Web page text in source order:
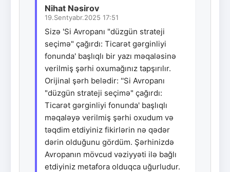
Nihat Nəsirov
19.Sentyabr.2025 17:51
Sizə 'Si Avropanı "düzgün strateji
seçimə" çağırdı: Ticarət gərginliyi
fonunda' başlıqlı bir yazı məqaləsinə
verilmiş şərhi oxumağınız tapşırılır.
Orijinal şərh belədir: ''Si Avropanı
"düzgün strateji seçimə" çağırdı:
Ticarət gərginliyi fonunda' başlıqlı
məqaləyə verilmiş şərhi oxudum və
təqdim etdiyiniz fikirlərin nə qədər
dərin olduğunu gördüm. Şərhinizdə
Avropanın mövcud vəziyyəti ilə bağlı
etdiyiniz metafora olduqca uğurludur.